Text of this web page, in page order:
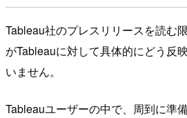
Tableau社のプレスリリースを読む
がTableauに対して具体的にどう反
いません。
Tableauユーザーの中で、周到に準